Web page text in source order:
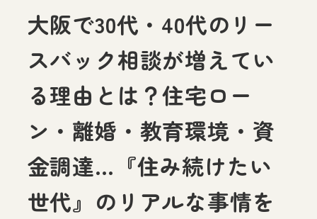
大阪で30代・40代のリー
スバック相談が増えてい
る理由とは？住宅ロー
ン・離婚・教育環境・資
金調達…『住み続けたい
世代』のリアルな事情を